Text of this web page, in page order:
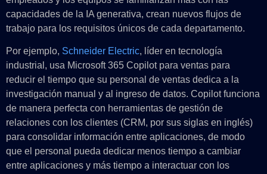
capacidades de la IA generativa, crean nuevos flujos de
trabajo para los requisitos únicos de cada departamento.
Por ejemplo, Schneider Electric, líder en tecnología
industrial, usa Microsoft 365 Copilot para ventas para
reducir el tiempo que su personal de ventas dedica a la
investigación manual y al ingreso de datos. Copilot funciona
de manera perfecta con herramientas de gestión de
relaciones con los clientes (CRM, por sus siglas en inglés)
para consolidar información entre aplicaciones, de modo
que el personal pueda dedicar menos tiempo a cambiar
entre aplicaciones y más tiempo a interactuar con los